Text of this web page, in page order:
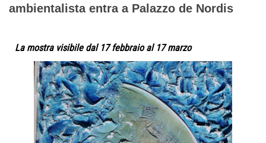
ambientalista entra a Palazzo de Nordis
La mostra visibile dal 17 febbraio al 17 marzo